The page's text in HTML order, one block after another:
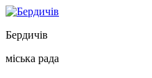
Перейти
вмісту
Бердичів
міська рада